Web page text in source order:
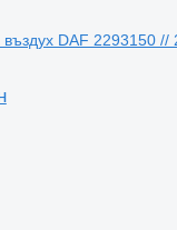
въздух DAF 2293150